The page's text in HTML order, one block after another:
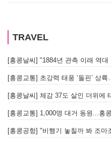
TRAVEL
[홍콩날씨] 체감 37도 살인 더위에